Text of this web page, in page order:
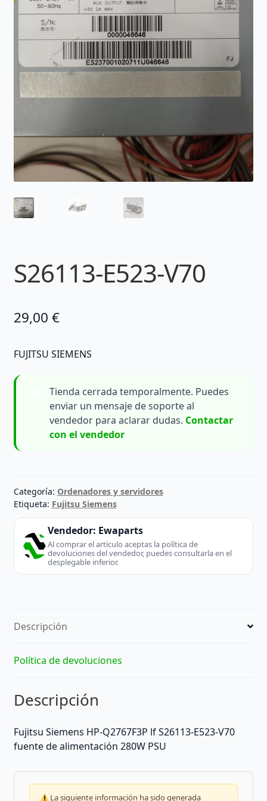
S26113-E523-V70
29,00 €
FUJITSU SIEMENS
Tienda cerrada temporalmente. Puedes
enviar un mensaje de soporte al
vendedor para aclarar dudas. Contactar
con el vendedor
Categoría: Ordenadores y servidores
Etiqueta: Fujitsu Siemens
Vendedor: Ewaparts
Al comprar el artículo aceptas la política de
devoluciones del vendedor, puedes consultarla en el
desplegable inferior.
Descripción
Política de devoluciones
Descripción
Fujitsu Siemens HP-Q2767F3P lf S26113-E523-V70
fuente de alimentación 280W PSU
La siguiente información ha sido generada